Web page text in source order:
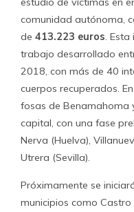
comunidad autónoma,
de 413.223 euros. Esta
trabajo desarrollado
2018, con más de 40
cuerpos recuperados.
fosas de Benamahoma
capital, con una fase
Nerva (Huelva),
Utrera (Sevilla).
Próximamente se
municipios como